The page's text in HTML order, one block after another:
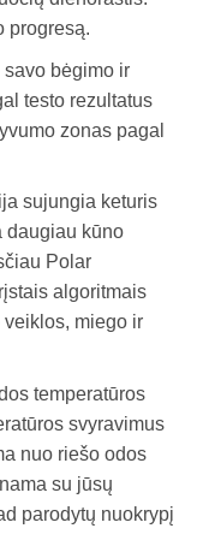
progresą.
bėgimo ir
testo rezultatus
zonas pagal
sujungia keturis
daugiau kūno
Polar
algoritmais
miego ir
temperatūros
svyravimus
nuo riešo odos
su jūsų
parodytų nuokrypį